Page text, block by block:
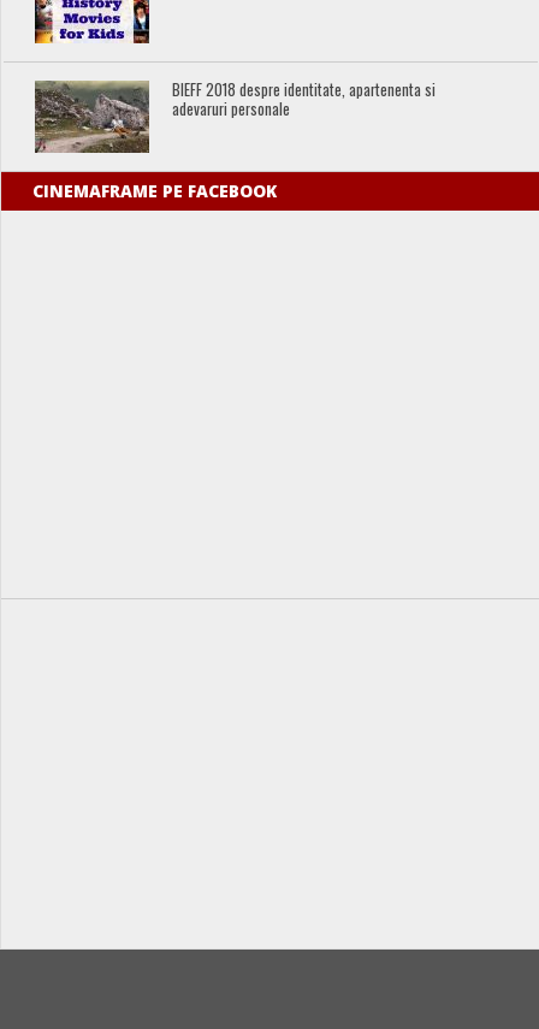
BIEFF 2018 despre identitate, apartenenta si
adevaruri personale
CINEMAFRAME PE FACEBOOK